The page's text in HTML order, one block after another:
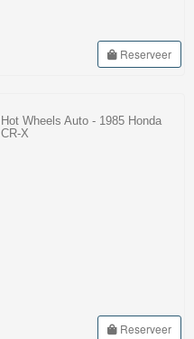
Reserveer
Hot Wheels Auto - 1985 Honda
CR-X
Reserveer